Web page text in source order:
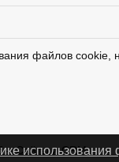
файлов cookie,
– Сайты и CRM